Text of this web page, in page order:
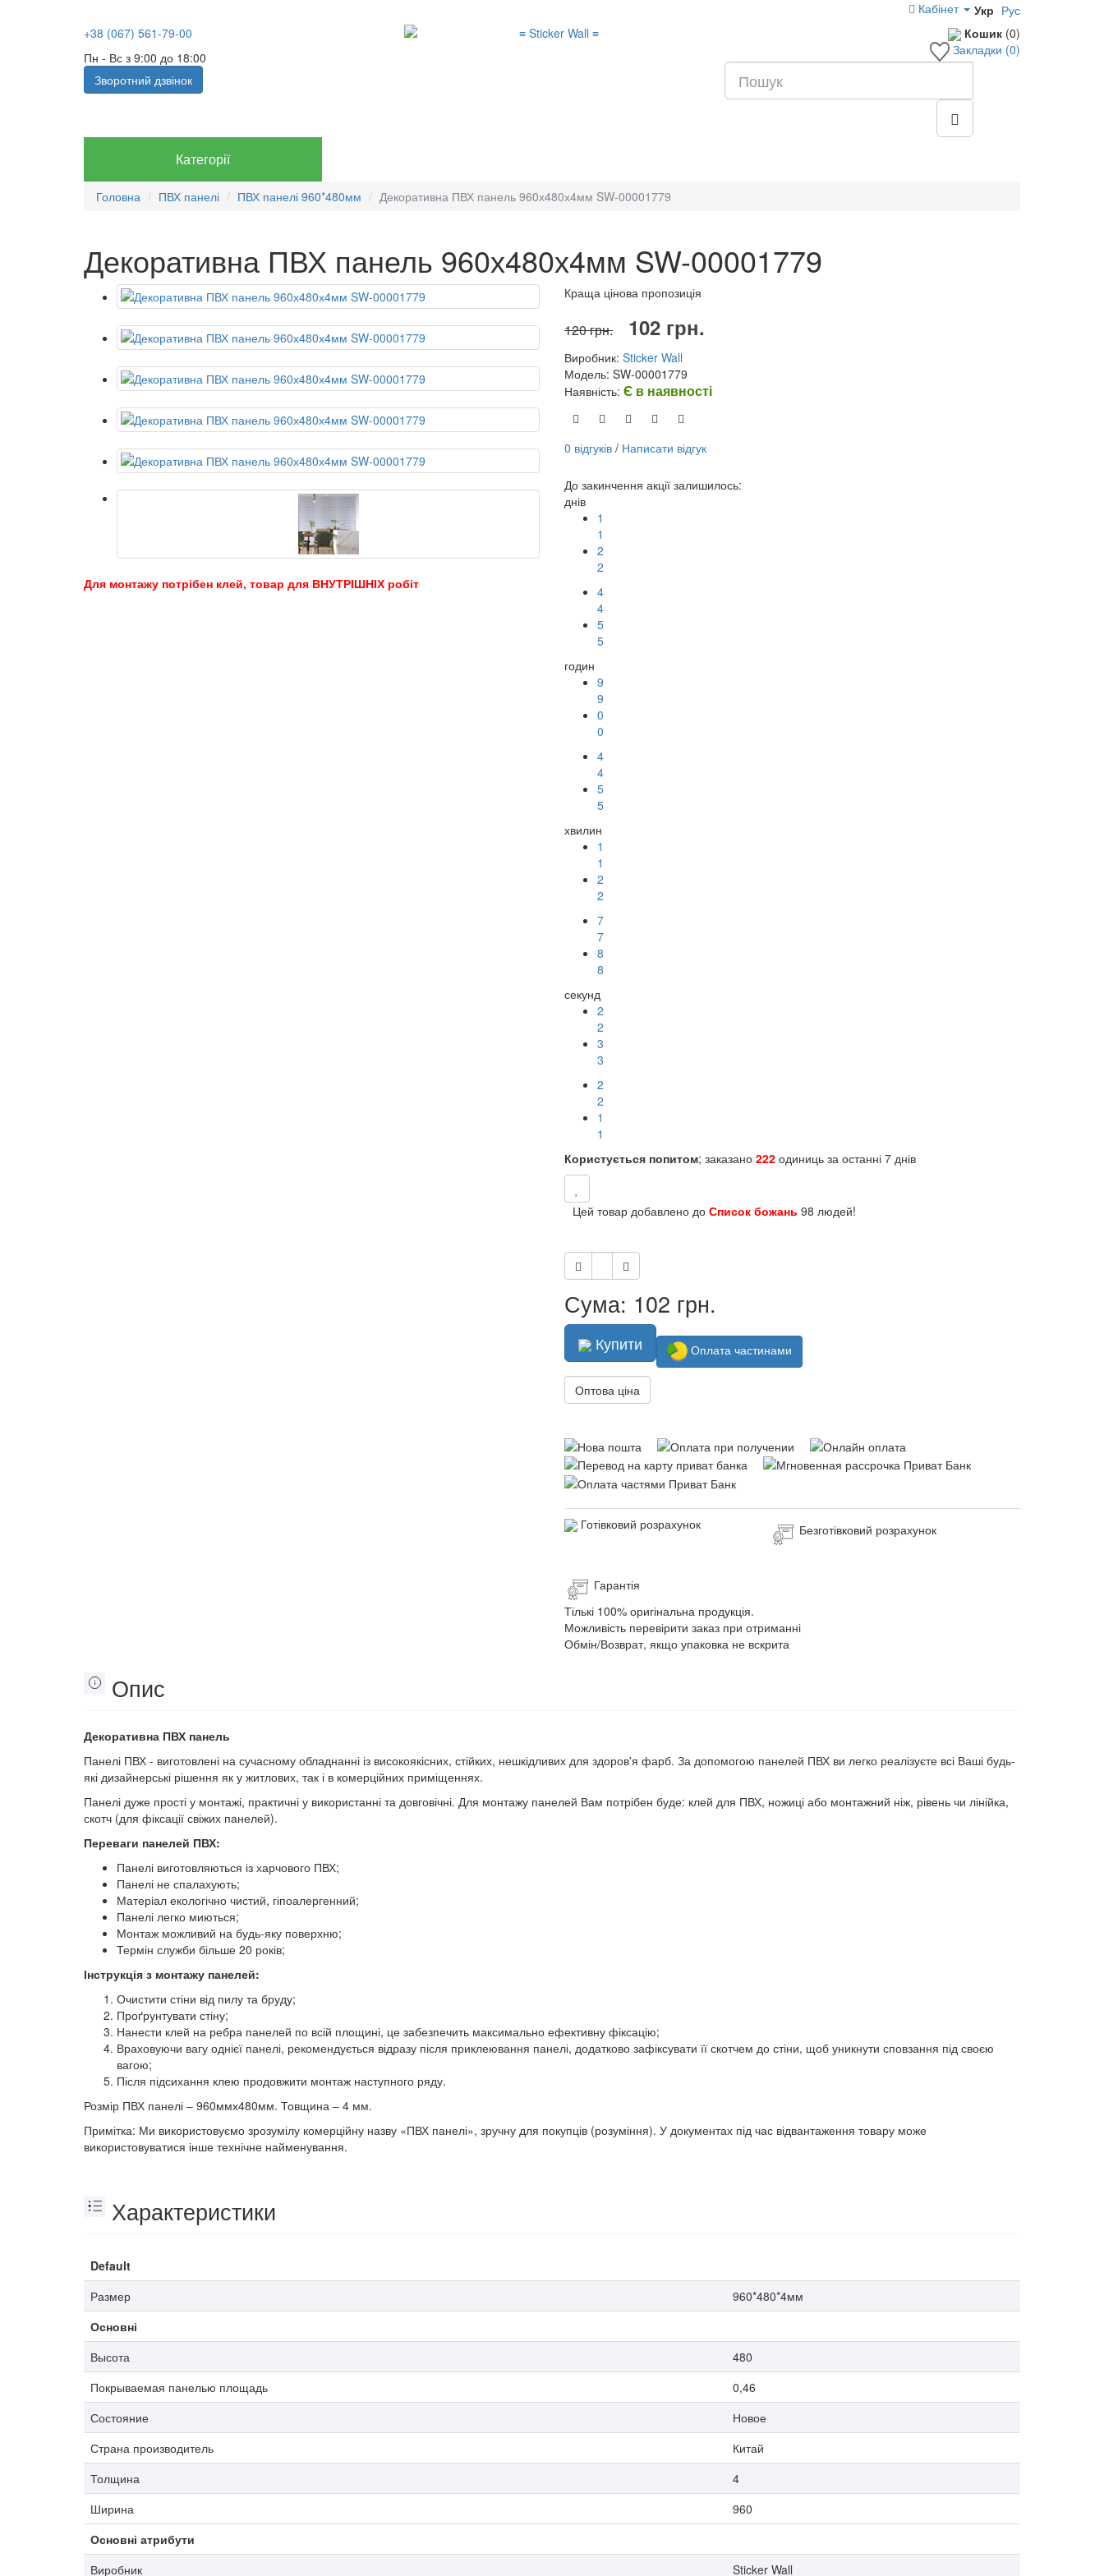
Укр Рус
Кабінет
+38 (067) 561-79-00
Пн - Вс з 9:00 до 18:00
Зворотний дзвінок
Кошик (0)
Закладки (0)
Категорії
Головна ПВХ панелі ПВХ панелі 960*480мм Декоративна ПВХ панель 960х480х4мм SW-00001779
Декоративна ПВХ панель 960х480х4мм SW-00001779
Для монтажу потрібен клей, товар для ВНУТРІШНІХ робіт
Краща цінова пропозиція
120 грн. 102 грн.
Виробник: Sticker Wall
Модель: SW-00001779
Наявність: Є в наявності
0 відгуків / Написати відгук
До закинчення акції залишилось:
днів
1
1
2
2
4
4
5
5
годин
9
9
0
0
4
4
5
5
хвилин
1
1
2
2
7
7
8
8
секунд
2
2
3
3
1
1
0
0
Користується попитом; заказано 222 одиниць за останні 7 днів
Цей товар добавлено до Список божань 98 людей!
Сума: 102 грн.
Купити Оплата частинами
Оптова ціна
Готівковий розрахунок Безготівковий розрахунок
Гарантія
Тількі 100% оригінальна продукція.
Можливість перевірити заказ при отриманні
Обмін/Возврат, якщо упаковка не вскрита
Опис
Декоративна ПВХ панель
Панелі ПВХ - виготовлені на сучасному обладнанні із високоякісних, стійких, нешкідливих для здоров'я фарб. За допомогою панелей ПВХ ви легко реалізуєте всі Ваші будь-
які дизайнерські рішення як у житлових, так і в комерційних приміщеннях.
Панелі дуже прості у монтажі, практичні у використанні та довговічні. Для монтажу панелей Вам потрібен буде: клей для ПВХ, ножиці або монтажний ніж, рівень чи лінійка,
скотч (для фіксації свіжих панелей).
Переваги панелей ПВХ:
Панелі виготовляються із харчового ПВХ;
Панелі не спалахують;
Матеріал екологічно чистий, гіпоалергенний;
Панелі легко миються;
Монтаж можливий на будь-яку поверхню;
Термін служби більше 20 років;
Інструкція з монтажу панелей:
Очистити стіни від пилу та бруду;
Проґрунтувати стіну;
Нанести клей на ребра панелей по всій площині, це забезпечить максимально ефективну фіксацію;
Враховуючи вагу однієї панелі, рекомендується відразу після приклеювання панелі, додатково зафіксувати її скотчем до стіни, щоб уникнути сповзання під своєю
вагою;
Після підсихання клею продовжити монтаж наступного ряду.
Розмір ПВХ панелі – 960ммх480мм. Товщина – 4 мм.
Примітка: Ми використовуємо зрозумілу комерційну назву «ПВХ панелі», зручну для покупців (розуміння). У документах під час відвантаження товару може
використовуватися інше технічне найменування.
Характеристики
Default
Размер
960*480*4мм
Основні
Высота
480
Покрываемая панелью площадь
0,46
Состояние
Новое
Страна производитель
Китай
Толщина
4
Ширина
960
Основні атрибути
Виробник
Sticker Wall